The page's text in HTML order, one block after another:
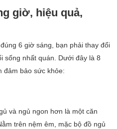
giờ, hiệu quả,
6 giờ sáng, bạn phải thay đổi
sống nhất quán. Dưới đây là 8
đảm bảo sức khỏe:
và ngủ ngon hơn là một căn
trên nệm êm, mặc bộ đồ ngủ